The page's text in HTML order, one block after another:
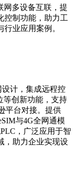
网多设备互联，提
控制功能，助力工
业应用案例。
计，集成远程控
等创新功能，支持
平台对接。提供
与4G全网通模
，广泛应用于智
，助力企业实现设